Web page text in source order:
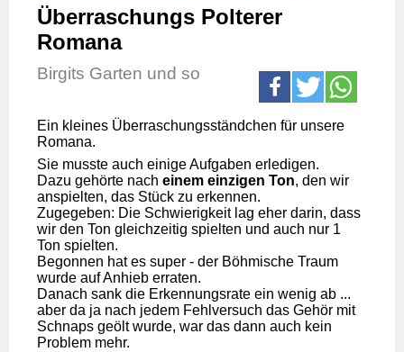
Überraschungs Polterer
Romana
Birgits Garten und so
Ein kleines Überraschungsständchen für unsere
Romana.
Sie musste auch einige Aufgaben erledigen.
Dazu gehörte nach einem einzigen Ton, den wir
anspielten, das Stück zu erkennen.
Zugegeben: Die Schwierigkeit lag eher darin, dass
wir den Ton gleichzeitig spielten und auch nur 1
Ton spielten.
Begonnen hat es super - der Böhmische Traum
wurde auf Anhieb erraten.
Danach sank die Erkennungsrate ein wenig ab ...
aber da ja nach jedem Fehlversuch das Gehör mit
Schnaps geölt wurde, war das dann auch kein
Problem mehr.